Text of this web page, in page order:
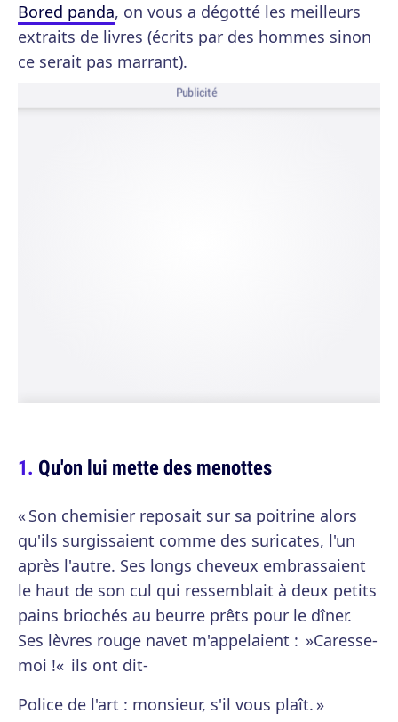
Bored panda, on vous a dégotté les meilleurs
extraits de livres (écrits par des hommes sinon
ce serait pas marrant).
Publicité
Qu'on lui mette des menottes
« Son chemisier reposait sur sa poitrine alors
qu'ils surgissaient comme des suricates, l'un
après l'autre. Ses longs cheveux embrassaient
le haut de son cul qui ressemblait à deux petits
pains briochés au beurre prêts pour le dîner.
Ses lèvres rouge navet m'appelaient : »Caresse-
moi !« ils ont dit-
Police de l'art : monsieur, s'il vous plaît. »